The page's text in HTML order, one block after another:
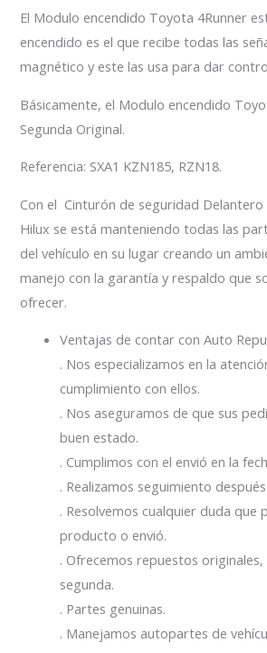
El Modulo encendido Toyota 4Runner
encendido es el que recibe todas las
magnético y este las usa para dar
Básicamente, el Modulo encendido
Segunda Original.
Referencia: SXA1 KZN185, RZN18.
Con el Cinturón de seguridad
Hilux se está manteniendo todas las
del vehículo en su lugar creando un
manejo con la garantía y respaldo que
ofrecer.
Ventajas de contar con Auto
. Nos especializamos en la
cumplimiento con ellos.
. Nos aseguramos de que sus
buen estado.
. Cumplimos con el envió en la
. Realizamos seguimiento
. Resolvemos cualquier duda que
producto o envió.
. Ofrecemos repuestos originales,
segunda.
. Partes genuinas.
. Manejamos autopartes de